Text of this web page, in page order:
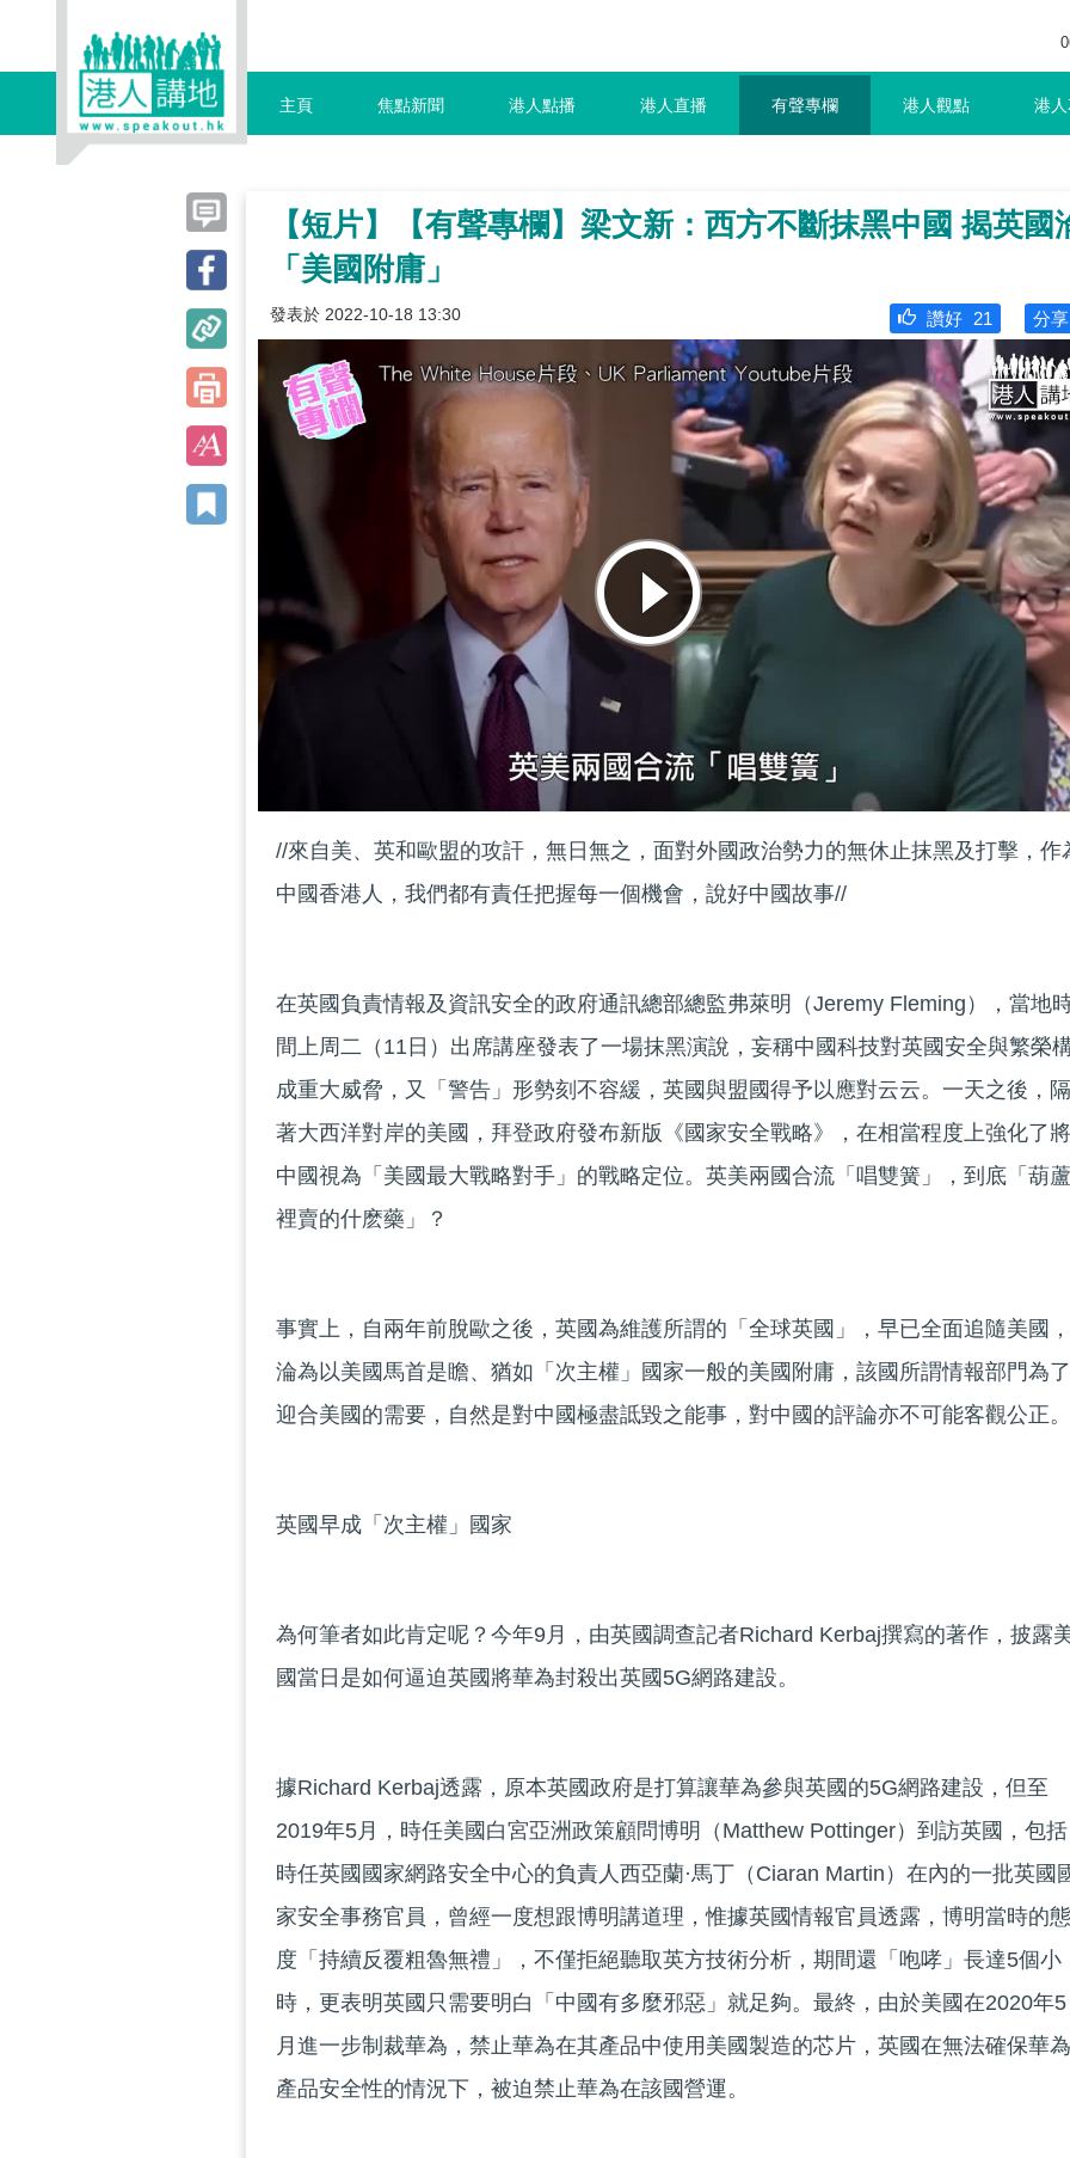
主頁 焦點新聞 港人點播 港人直播 有聲專欄 港人觀點 港
【短片】【有聲專欄】梁文新：西方不斷抹黑中國 揭英國
「美國附庸」
發表於 2022-10-18 13:30 分享
讚好 21
//來自美、英和歐盟的攻訐，無日無之，面對外國政治勢力的無休止抹黑及打擊，作
中國香港人，我們都有責任把握每一個機會，說好中國故事//
在英國負責情報及資訊安全的政府通訊總部總監弗萊明（Jeremy Fleming），當地
間上周二（11日）出席講座發表了一場抹黑演說，妄稱中國科技對英國安全與繁榮
成重大威脅，又「警告」形勢刻不容緩，英國與盟國得予以應對云云。一天之後，隔
著大西洋對岸的美國，拜登政府發布新版《國家安全戰略》，在相當程度上強化了將
中國視為「美國最大戰略對手」的戰略定位。英美兩國合流「唱雙簧」，到底「葫蘆
裡賣的什麽藥」？
事實上，自兩年前脫歐之後，英國為維護所謂的「全球英國」，早已全面追隨美國，
淪為以美國馬首是瞻、猶如「次主權」國家一般的美國附庸，該國所謂情報部門為了
迎合美國的需要，自然是對中國極盡詆毀之能事，對中國的評論亦不可能客觀公正。
英國早成「次主權」國家
為何筆者如此肯定呢？今年9月，由英國調查記者Richard Kerbaj撰寫的著作，披露
國當日是如何逼迫英國將華為封殺出英國5G網路建設。
據Richard Kerbaj透露，原本英國政府是打算讓華為參與英國的5G網路建設，但至
2019年5月，時任美國白宮亞洲政策顧問博明（Matthew Pottinger）到訪英國，包括
時任英國國家網路安全中心的負責人西亞蘭·馬丁（Ciaran Martin）在內的一批英國
家安全事務官員，曾經一度想跟博明講道理，惟據英國情報官員透露，博明當時的態
度「持續反覆粗魯無禮」，不僅拒絕聽取英方技術分析，期間還「咆哮」長達5個小
時，更表明英國只需要明白「中國有多麼邪惡」就足夠。最終，由於美國在2020年5
月進一步制裁華為，禁止華為在其產品中使用美國製造的芯片，英國在無法確保華為
產品安全性的情況下，被迫禁止華為在該國營運。